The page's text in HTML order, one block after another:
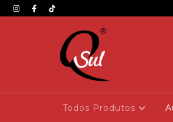
Todos Produtos